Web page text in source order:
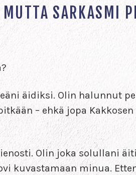
SARKASMI
äidiksi. Olin halunnut
– ehkä jopa
Olin joka solullani
kuvastamaan minua.